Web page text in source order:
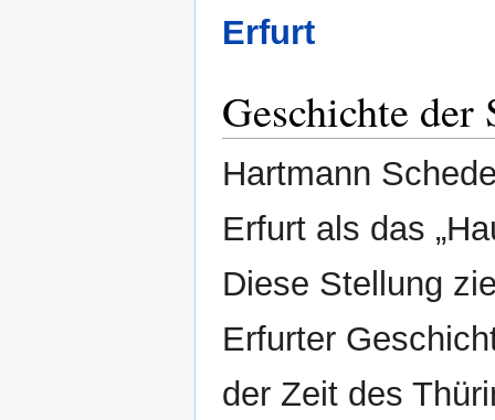
Erfurt
Geschichte
Hartmann
Erfurt als das
Diese Stellung
Erfurter
der Zeit des